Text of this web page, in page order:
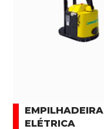
EMPILHADEIRA
ELÉTRICA